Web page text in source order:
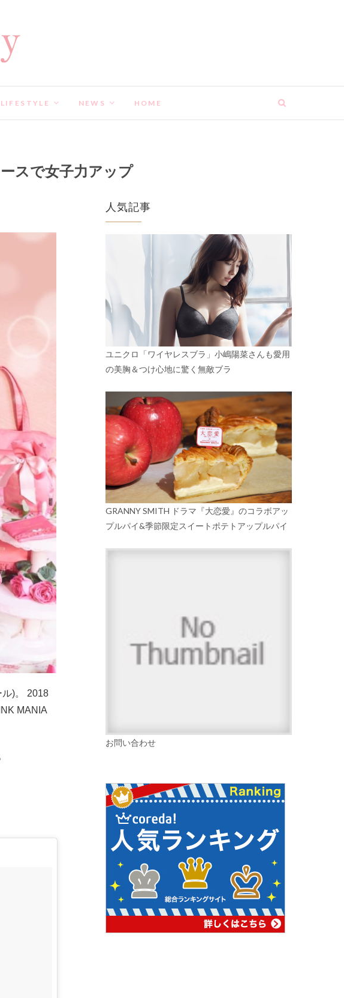
LIFESTYLE NEWS HOME
スで女子力アップ
)。 2018
MANIA
人気記事
ユニクロ「ワイヤレスブラ」小嶋陽菜さんも愛用
の美胸＆つけ心地に驚く無敵ブラ
GRANNY SMITH ドラマ『大恋愛』のコラボアッ
プルパイ&季節限定スイートポテトアップルパイ
お問い合わせ